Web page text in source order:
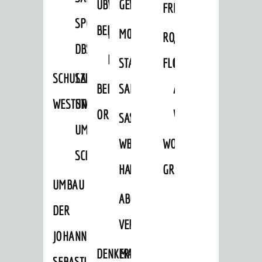
SPORTHALLE
DBS
SCHULZENTRUM
WESTSTADT
SANIERUNG-
UND
UMBAUMASSNAHME S
CHLOSS
UMBAU
DER
JOHANN-
ÜBER
BEBAUUNGSPLÄNE
VERFAHREN
BEBAUUNGSPLÄNE
KERNSTADT
BEBAUUNGSPLÄNE
ORTSTEILE
EINZELHANDELSKONZEPT
MOBILFUNKKONZEPT
LÄRMAKTIONSPLAN
STADTERNEUERUNG/-
SANIERUNG
SANIERUNG
WESTLICH
HAUPTBAHNHOF
SANIERUNGSGEBIET
HILDEBRANDSCHE
MÜHLE
ABGESCHLOSSENE
VERFAHREN
DENKMALSCHUTZ
ERHALTUNGSSATZUNGEN
FRÜHLING
HERBST
RODENSTEINER
FLOHMARKT
„WOINEM
LIVE“
AM
WINDECKPLATZ
WOCHENMARKT
GROOVE